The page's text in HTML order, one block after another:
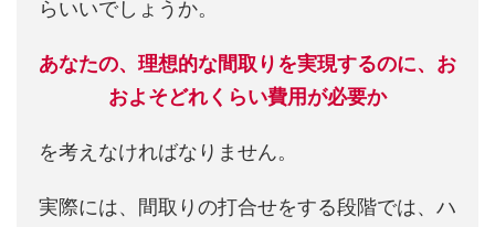
らいいでしょうか。
あなたの、理想的な間取りを実現するのに、お
およそどれくらい費用が必要か
を考えなければなりません。
実際には、間取りの打合せをする段階では、ハ